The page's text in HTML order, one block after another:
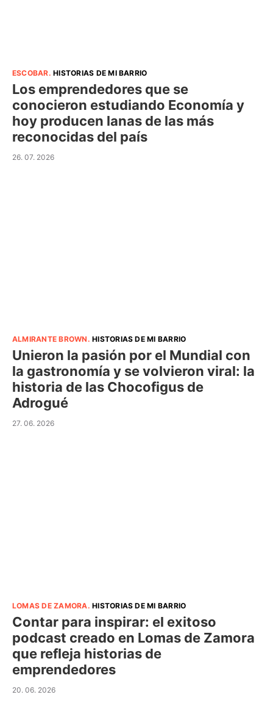
ESCOBAR.HISTORIAS DE MI BARRIO
Los emprendedores que se
conocieron estudiando Economía y
hoy producen lanas de las más
reconocidas del país
26. 07. 2026
ALMIRANTE BROWN .HISTORIAS DE MI BARRIO
Unieron la pasión por el Mundial con
la gastronomía y se volvieron viral: la
historia de las Chocofigus de
Adrogué
27. 06. 2026
LOMAS DE ZAMORA.HISTORIAS DE MI BARRIO
Contar para inspirar: el exitoso
podcast creado en Lomas de Zamora
que refleja historias de
emprendedores
20. 06. 2026